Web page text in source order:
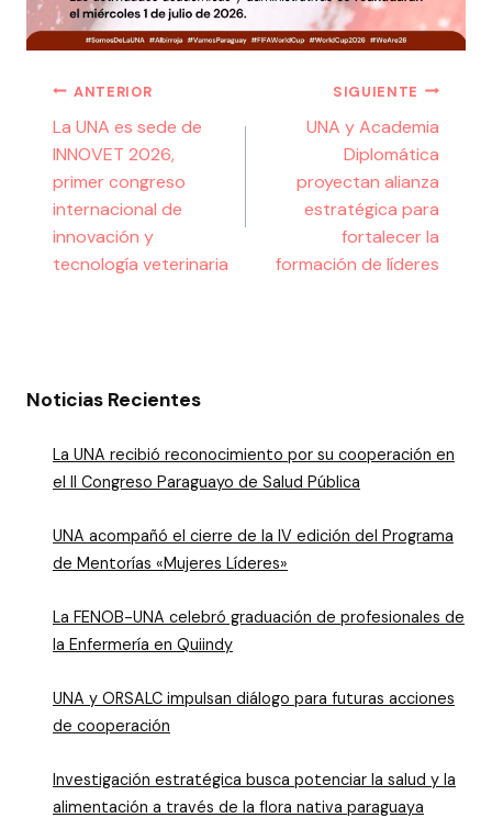
ANTERIOR
La UNA es sede de
INNOVET 2026,
primer congreso
internacional de
innovación y
tecnología veterinaria
SIGUIENTE
UNA y Academia
Diplomática
proyectan alianza
estratégica para
fortalecer la
formación de líderes
Noticias Recientes
La UNA recibió reconocimiento por su cooperación en
el II Congreso Paraguayo de Salud Pública
UNA acompañó el cierre de la IV edición del Programa
de Mentorías «Mujeres Líderes»
La FENOB-UNA celebró graduación de profesionales de
la Enfermería en Quiindy
UNA y ORSALC impulsan diálogo para futuras acciones
de cooperación
Investigación estratégica busca potenciar la salud y la
alimentación a través de la flora nativa paraguaya